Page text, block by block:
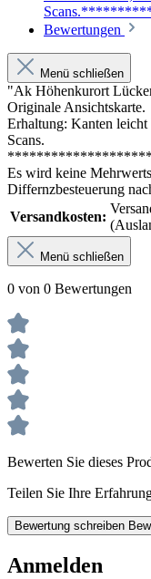
Bewertungen
Menü schließen
"Ak Höhenkurort
Originale Ansichtskarte.
Erhaltung: Kanten leicht
Scans.
Es wird keine
Differnzbesteuerung
Versandkosten:
Menü schließen
0 von 0 Bewertungen
Bewerten Sie dieses
Teilen Sie Ihre
Bewertung schreiben
Anmelden